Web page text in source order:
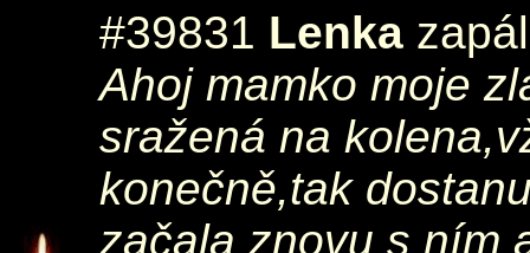
#39831 Lenka
Ahoj mamko moje
sražená na
konečně,tak
začala znovu s ním